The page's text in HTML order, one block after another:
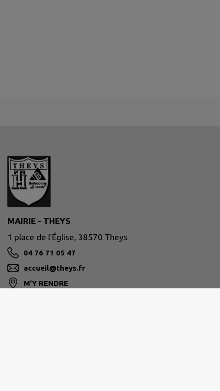
MAIRIE - THEYS
1 place de l'Église, 38570 Theys
04 76 71 05 47
accueil@theys.fr
M'Y RENDRE